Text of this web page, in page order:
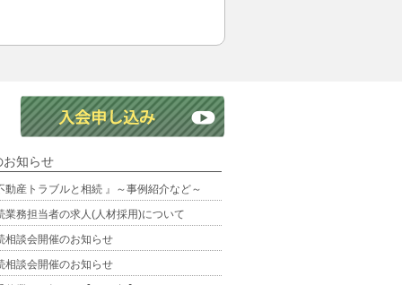
お知らせ
動産トラブルと相続 』～事例紹介など～
業務担当者の求人(人材採用)について
相談会開催のお知らせ
相談会開催のお知らせ